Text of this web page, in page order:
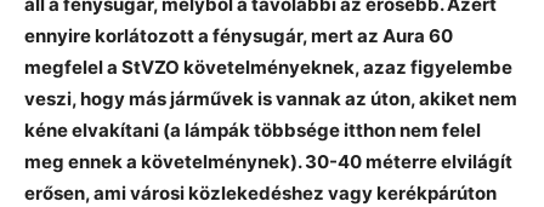
ennyire korlátozott a fénysugár, mert az Aura 60
megfelel a StVZO követelményeknek, azaz figyelembe
veszi, hogy más járművek is vannak az úton, akiket nem
kéne elvakítani (a lámpák többsége itthon nem felel
meg ennek a követelménynek). 30-40 méterre elvilágít
erősen, ami városi közlekedéshez vagy kerékpárúton